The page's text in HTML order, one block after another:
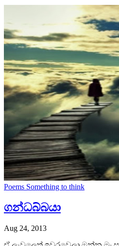
Poems Something to think
ගන්‍ධබ්බයා
Aug 24, 2013